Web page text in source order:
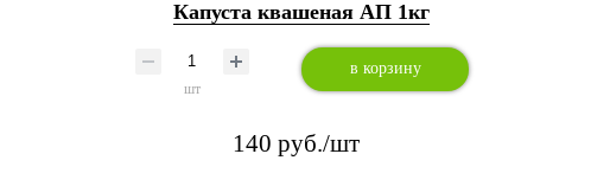
Капуста квашеная АП 1кг
шт
в корзину
140 руб./шт